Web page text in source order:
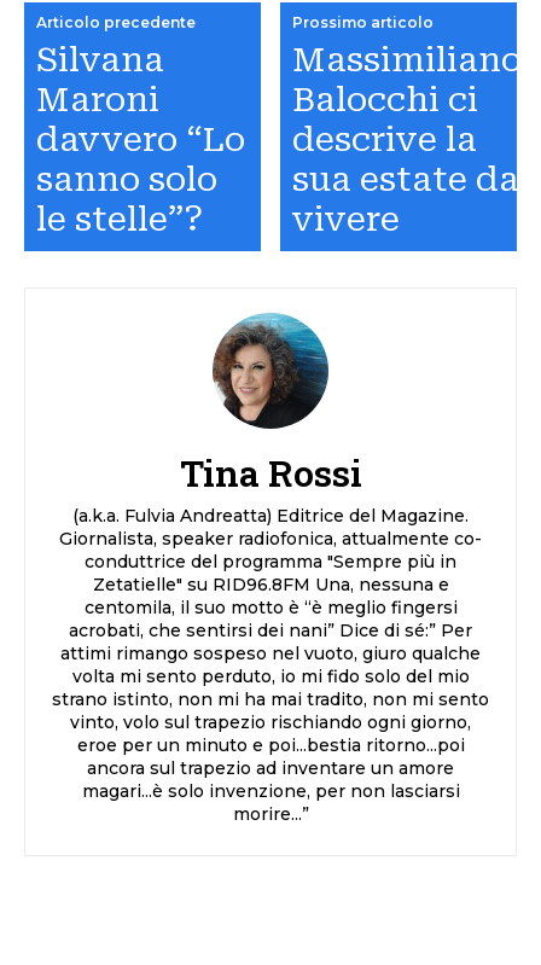
Articolo precedente
Silvana
Maroni
davvero “Lo
sanno solo
le stelle”?
Prossimo articolo
Massimiliano
Balocchi ci
descrive la
sua estate da
vivere
Tina Rossi
(a.k.a. Fulvia Andreatta) Editrice del Magazine.
Giornalista, speaker radiofonica, attualmente co-
conduttrice del programma "Sempre più in
Zetatielle" su RID96.8FM Una, nessuna e
centomila, il suo motto è “è meglio fingersi
acrobati, che sentirsi dei nani” Dice di sé:” Per
attimi rimango sospeso nel vuoto, giuro qualche
volta mi sento perduto, io mi fido solo del mio
strano istinto, non mi ha mai tradito, non mi sento
vinto, volo sul trapezio rischiando ogni giorno,
eroe per un minuto e poi...bestia ritorno...poi
ancora sul trapezio ad inventare un amore
magari...è solo invenzione, per non lasciarsi
morire...”